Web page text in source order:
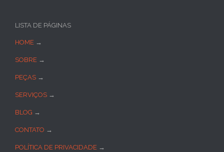
LISTA DE PÁGINAS
HOME →
SOBRE →
PEÇAS →
SERVIÇOS →
BLOG →
CONTATO →
POLÍTICA DE PRIVACIDADE →